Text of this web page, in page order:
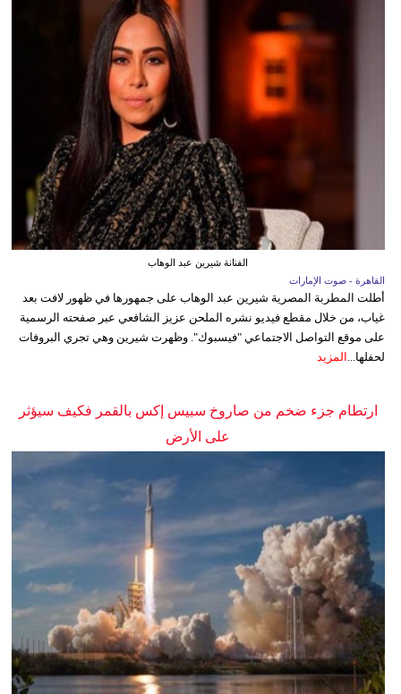
الفنانة شيرين عبد الوهاب
القاهرة - صوت الإمارات
أطلت المطربة المصرية شيرين عبد الوهاب على جمهورها في ظهور لافت بعد
غياب، من خلال مقطع فيديو نشره الملحن عزيز الشافعي عبر صفحته الرسمية
على موقع التواصل الاجتماعي "فيسبوك". وظهرت شيرين وهي تجري البروفات
لحفلها... المزيد
ارتطام جزء ضخم من صاروخ سبيس إكس بالقمر فكيف سيؤثر
على الأرض